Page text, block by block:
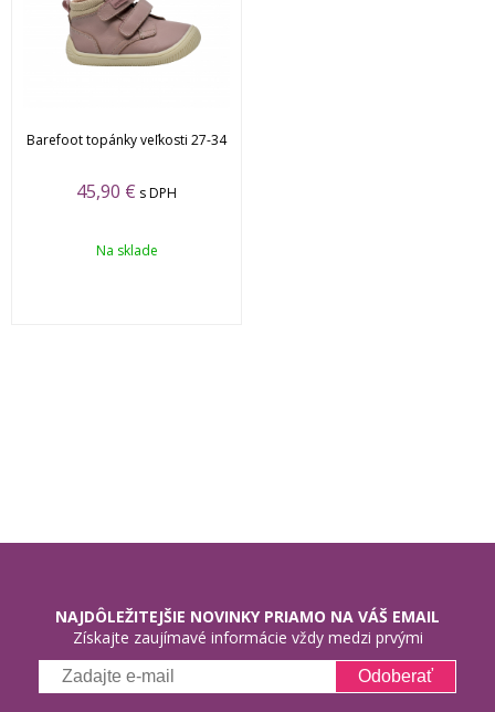
Barefoot topánky veľkosti 27-34
45,90 € s DPH
Na sklade
NAJDÔLEŽITEJŠIE NOVINKY PRIAMO NA VÁŠ EMAIL
Získajte zaujímavé informácie vždy medzi prvými
Odoberať